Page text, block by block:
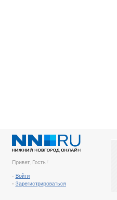
Привет, Гость !
- Войти
- Зарегистрироваться